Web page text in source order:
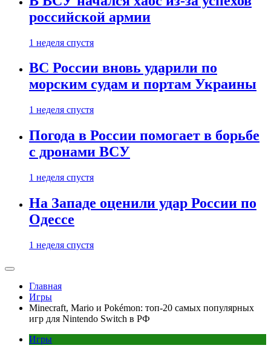
российской армии
1 неделя спустя
ВС России вновь ударили по
морским судам и портам Украины
1 неделя спустя
Погода в России помогает в борьбе
с дронами ВСУ
1 неделя спустя
На Западе оценили удар России по
Одессе
1 неделя спустя
Главная
Игры
Minecraft, Mario и Pokémon: топ-20 самых популярных
игр для Nintendo Switch в РФ
Игры